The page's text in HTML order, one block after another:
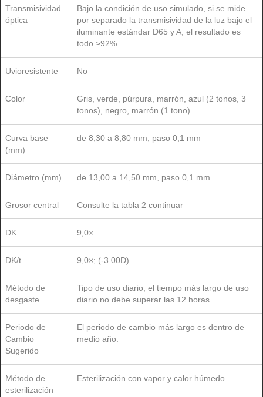
Transmisividad
óptica
Bajo la condición de uso simulado, si se mide
por separado la transmisividad de la luz bajo el
iluminante estándar D65 y A, el resultado es
todo ≥92%.
Uvioresistente No
Color
Gris, verde, púrpura, marrón, azul (2 tonos, 3
tonos), negro, marrón (1 tono)
Curva base
(mm)
de 8,30 a 8,80 mm, paso 0,1 mm
Diámetro (mm) de 13,00 a 14,50 mm, paso 0,1 mm
Grosor central Consulte la tabla 2 continuar
DK 9,0×
DK/t 9,0×; (-3.00D)
Método de
desgaste
Tipo de uso diario, el tiempo más largo de uso
diario no debe superar las 12 horas
Periodo de
Cambio
Sugerido
El periodo de cambio más largo es dentro de
medio año.
Método de
esterilización
Esterilización con vapor y calor húmedo